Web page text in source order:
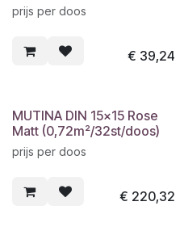
prijs per doos
€ 39,24
MUTINA DIN 15x15 Rose
Matt (0,72m²/32st/doos)
prijs per doos
€ 220,32